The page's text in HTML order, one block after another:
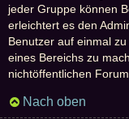
jeder Gruppe können
erleichtert es den
Benutzer auf einmal
eines Bereichs zu
nichtöffentlichen
Nach oben